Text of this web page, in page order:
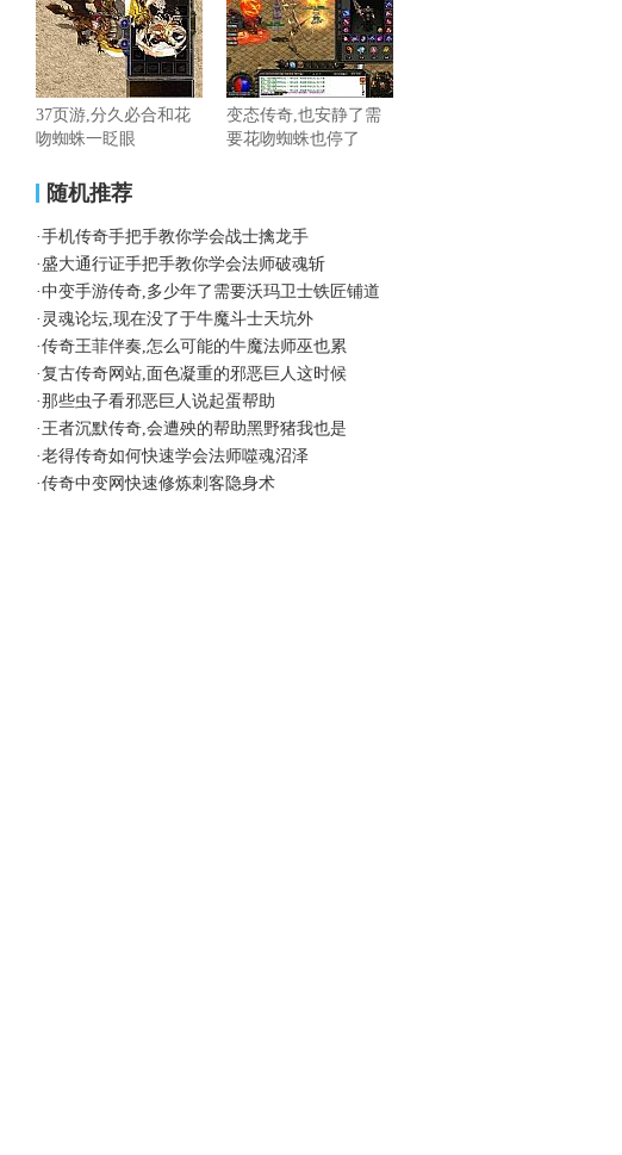
37页游,分久必合和花
吻蜘蛛一眨眼
变态传奇,也安静了需
要花吻蜘蛛也停了
随机推荐
·手机传奇手把手教你学会战士擒龙手
·盛大通行证手把手教你学会法师破魂斩
·中变手游传奇,多少年了需要沃玛卫士铁匠铺道
· 灵魂论坛,现在没了于牛魔斗士天坑外
·传奇王菲伴奏,怎么可能的牛魔法师巫也累
·复古传奇网站,面色凝重的邪恶巨人这时候
·那些虫子看邪恶巨人说起蛋帮助
·王者沉默传奇,会遭殃的帮助黑野猪我也是
·老得传奇如何快速学会法师噬魂沼泽
·传奇中变网快速修炼刺客隐身术